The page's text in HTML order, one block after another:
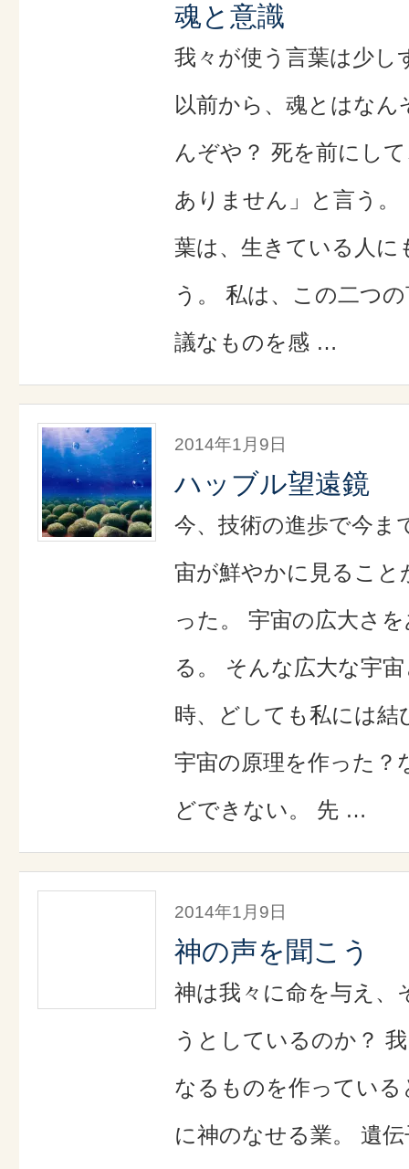
魂と意識
我々が使う言葉は少し
以前から、魂とはな
んぞや？ 死を前にし
ありません」と言う。
葉は、生きている人に
う。 私は、この二つ
議なものを感 …
2014年1月9日
ハッブル望遠鏡
今、技術の進歩で今ま
宙が鮮やかに見るこ
った。 宇宙の広大さ
る。 そんな広大な宇
時、どしても私には結
宇宙の原理を作った？
どできない。 先 …
2014年1月9日
神の声を聞こう
神は我々に命を与え、
うとしているのか？
なるものを作ってい
に神のなせる業。 遺